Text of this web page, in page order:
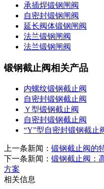
承插焊锻钢闸阀
自密封锻钢闸阀
延长阀体锻钢闸阀
法兰锻钢闸阀
法兰锻钢闸阀
锻钢截止阀相关产品
内螺纹锻钢截止阀
自密封锻钢截止阀
Ｙ型锻钢截止阀
自密封锻钢截止阀
“Y”型自密封锻钢截止
上一条新闻： 锻钢截止阀的
下一条新闻： 锻钢截止阀：
方案
相关信息